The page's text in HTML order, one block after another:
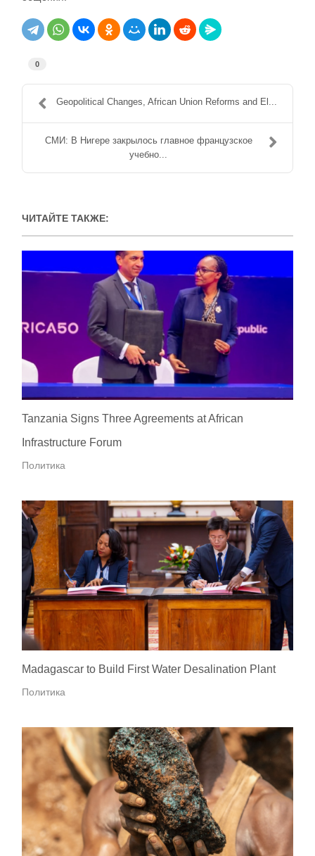
0
Geopolitical Changes, African Union Reforms and El...
СМИ: В Нигере закрылось главное французское
учебно...
ЧИТАЙТЕ ТАКЖЕ:
Tanzania Signs Three Agreements at African
Infrastructure Forum
Политика
Madagascar to Build First Water Desalination Plant
Политика